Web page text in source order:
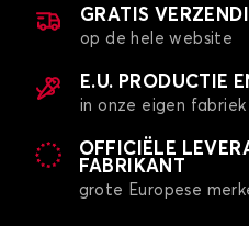
GRATIS
op de hele website
E.U. PRODUCTIE
in onze eigen fabriek
OFFICIËLE
FABRIKANT
grote Europese